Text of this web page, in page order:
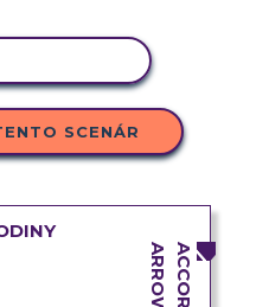
SCENÁR